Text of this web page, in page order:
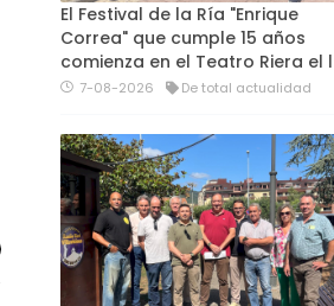
El Festival de la Ría "Enrique
Correa" que cumple 15 años
comienza en el Teatro Riera el l
7-08-2026 De total actualidad